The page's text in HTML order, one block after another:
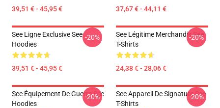
39,51 € - 45,95 € 37,67 € - 44,11 €
See Ligne Exclusive See
Hoodies
39,51 € - 45,95 €
-20%
See Légitime Merchandis See
T-Shirts
24,38 € - 28,06 €
-20%
See Équipement De Guerre See
Hoodies
-20%
See Appareil De Signature See
T-Shirts
-20%